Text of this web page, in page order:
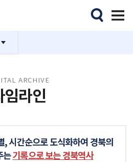
ARCHIVE
임라인
, 시간순으로 도식화하여 경북의
는기록으로 보는 경북역사